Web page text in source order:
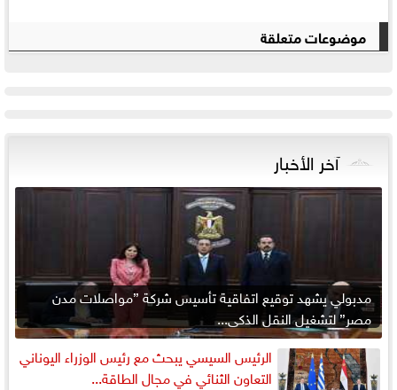
موضوعات متعلقة
آخر الأخبار
مدبولي يشهد توقيع اتفاقية تأسيس شركة ”مواصلات مدن
مصر” لتشغيل النقل الذكي...
الرئيس السيسي يبحث مع رئيس الوزراء اليوناني
التعاون الثنائي في مجال الطاقة...